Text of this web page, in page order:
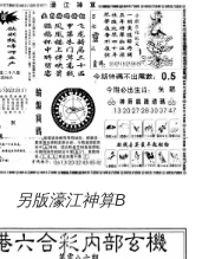
另版濠江神算B